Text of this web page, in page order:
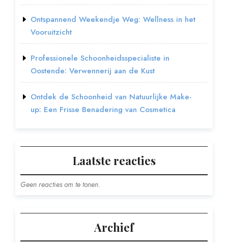
Ontspannend Weekendje Weg: Wellness in het
Vooruitzicht
Professionele Schoonheidsspecialiste in
Oostende: Verwennerij aan de Kust
Ontdek de Schoonheid van Natuurlijke Make-
up: Een Frisse Benadering van Cosmetica
Laatste reacties
Geen reacties om te tonen.
Archief